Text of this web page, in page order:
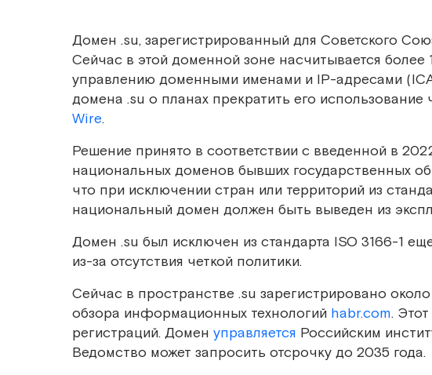
Домен .su, зарегистрированный для Советского
Сейчас в этой доменной зоне насчитывается
управлению доменными именами и IP-адресами
домена .su о планах прекратить его использование
Wire.
Решение принято в соответствии с введенной в
национальных доменов бывших государственных
что при исключении стран или территорий из
национальный домен должен быть выведен из
Домен .su был исключен из стандарта ISO 3166-1
из-за отсутствия четкой политики.
Сейчас в пространстве .su зарегистрировано
обзора информационных технологий habr.com.
регистраций. Домен управляется Российским
Ведомство может запросить отсрочку до 2035 года.